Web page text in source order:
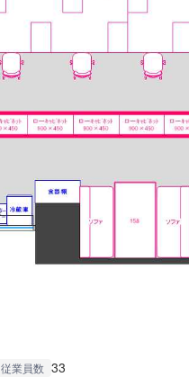
従業員数 33